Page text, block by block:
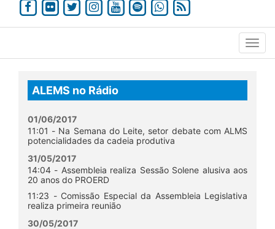
ALEMS no Rádio
01/06/2017
11:01 - Na Semana do Leite, setor debate com ALMS
potencialidades da cadeia produtiva
31/05/2017
14:04 - Assembleia realiza Sessão Solene alusiva aos
20 anos do PROERD
11:23 - Comissão Especial da Assembleia Legislativa
realiza primeira reunião
30/05/2017